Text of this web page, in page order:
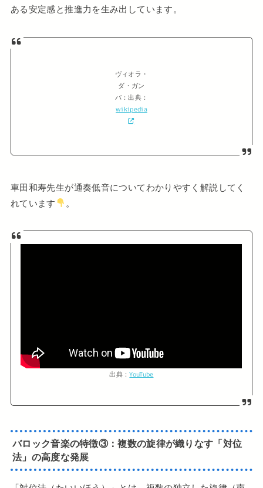
ある安定感と推進力を生み出しています。
ヴィオラ・
ダ・ガン
バ：出典：
wikipedia
車田和寿先生が通奏低音についてわかりやすく解説してく
れています
。
出典：YouTube
バロック音楽の特徴③：複数の旋律が織りなす「対位
法」の高度な発展